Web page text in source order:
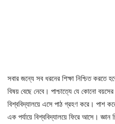
সবার জন্যে সব ধরনের শিক্ষা নিশ্চিত করতে
বিষয় বেছে নেবে। পাশ্চাত্যে যে কোনো
বিশ্ববিদ্যালয়ে এসে পাঠ গ্রহণ করে। পাশ
এক পর্যায়ে বিশ্ববিদ্যালয়ে ফিরে আসে।